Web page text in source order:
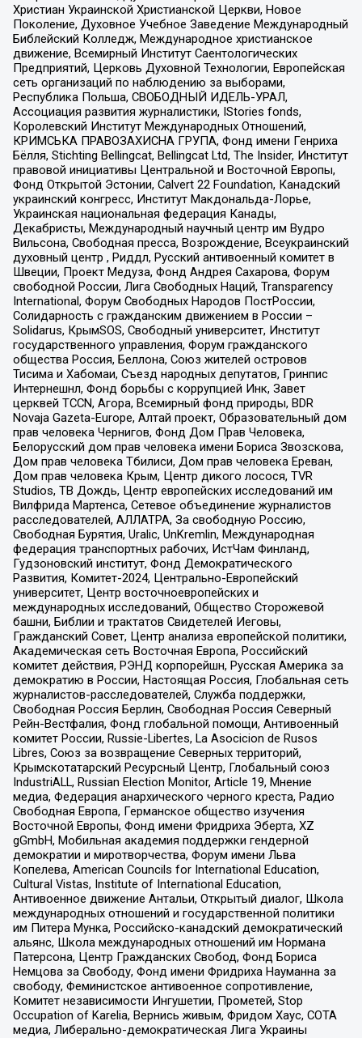
Христиан Украинской Христианской Церкви, Новое
Поколение, Духовное Учебное Заведение Международный
Библейский Колледж, Международное христианское
движение, Всемирный Институт Саентологических
Предприятий, Церковь Духовной Технологии, Европейская
сеть организаций по наблюдению за выборами,
Республика Польша, СВОБОДНЫЙ ИДЕЛЬ-УРАЛ,
Ассоциация развития журналистики, IStories fonds,
Королевский Институт Международных Отношений,
КРИМСЬКА ПРАВОЗАХИСНА ГРУПА, Фонд имени Генриха
Бёлля, Stichting Bellingcat, Bellingcat Ltd, The Insider, Институт
правовой инициативы Центральной и Восточной Европы,
Фонд Открытой Эстонии, Calvert 22 Foundation, Канадский
украинский конгресс, Институт Макдональда-Лорье,
Украинская национальная федерация Канады,
Декабристы, Международный научный центр им Вудро
Вильсона, Свободная пресса, Возрождение, Всеукраинский
духовный центр , Риддл, Русский антивоенный комитет в
Швеции, Проект Медуза, Фонд Андрея Сахарова, Форум
свободной России, Лига Свободных Наций, Transparеncy
International, Форум Свободных Народов ПостРоссии,
Солидарность с гражданским движением в России –
Solidarus, КрымSOS, Свободный университет, Институт
государственного управления, Форум гражданского
общества Россия, Беллона, Союз жителей островов
Тисима и Хабомаи, Съезд народных депутатов, Гринпис
Интернешнл, Фонд борьбы с коррупцией Инк, Завет
церквей TCCN, Агора, Всемирный фонд природы, BDR
Novaja Gazeta-Europe, Алтай проект, Образовательный дом
прав человека Чернигов, Фонд Дом Прав Человека,
Белорусский дом прав человека имени Бориса Звозскова,
Дом прав человека Тбилиси, Дом прав человека Ереван,
Дом прав человека Крым, Центр дикого лосося, TVR
Studios, ТВ Дождь, Центр европейских исследований им
Вилфрида Мартенса, Сетевое объединение журналистов
расследователей, АЛЛАТРА, За свободную Россию,
Свободная Бурятия, Uralic, UnKremlin, Международная
федерация транспортных рабочих, ИстЧам Финланд,
Гудзоновский институт, Фонд Демократического
Развития, Комитет-2024, Центрально-Европейский
университет, Центр восточноевропейских и
международных исследований, Общество Сторожевой
башни, Библии и трактатов Свидетелей Иеговы,
Гражданский Совет, Центр анализа европейской политики,
Академическая сеть Восточная Европа, Российский
комитет действия, РЭНД корпорейшн, Русская Америка за
демократию в России, Настоящая Россия, Глобальная сеть
журналистов-расследователей, Служба поддержки,
Свободная Россия Берлин, Свободная Россия Северный
Рейн-Вестфалия, Фонд глобальной помощи, Антивоенный
комитет России, Russie-Libertes, La Asocicion de Rusos
Libres, Союз за возвращение Северных территорий,
Крымскотатарский Ресурсный Центр, Глобальный союз
IndustriALL, Russian Election Monitor, Article 19, Мнение
медиа, Федерация анархического черного креста, Радио
Свободная Европа, Германское общество изучения
Восточной Европы, Фонд имени Фридриха Эберта, XZ
gGmbH, Мобильная академия поддержки гендерной
демократии и миротворчества, Форум имени Льва
Копелева, American Councils for International Education,
Cultural Vistas, Institute of International Education,
Антивоенное движение Антальи, Открытый диалог, Школа
международных отношений и государственной политики
им Питера Мунка, Российско-канадский демократический
альянс, Школа международных отношений им Нормана
Патерсона, Центр Гражданских Свобод, Фонд Бориса
Немцова за Свободу, Фонд имени Фридриха Науманна за
свободу, Феминистское антивоенное сопротивление,
Комитет независимости Ингушетии, Прометей, Stop
Occupation of Karelia, Вернись живым, Фридом Хаус, СОТА
медиа, Либерально-демократическая Лига Украины